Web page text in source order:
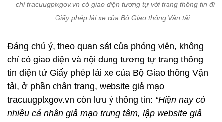
chỉ tracuugplxgov.vn có giao diện tương tự với trang thông tin
Giấy phép lái xe của Bộ Giao thông Vận tải.
Đáng chú ý, theo quan sát của phóng viên, không
chỉ có giao diện và nội dung tương tự trang thông
tin điện tử Giấy phép lái xe của Bộ Giao thông Vận
tải, ở phần chân trang, website giả mạo
tracuugplxgov.vn còn lưu ý thông tin: “Hiện nay có
nhiều cá nhân giả mạo trung tâm, lập website giả